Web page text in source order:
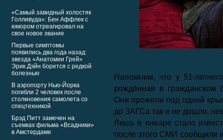
«Самый завидный холостяк
Голливуда»: Бен Аффлек с
юмором отреагировал на
свое новое звание
Первые симптомы
появились два года назад:
звезда «Анатомии Грей»
Эрик Дэйн борется с редкой
болезнью
В аэропорту Нью-Йорка
погибли 2 человек после
столкновения самолета со
спецтехникой
Брэд Питт замечен на
съемках фильма «Всадники»
в Амстердаме
Напомним, что у 51-
рождённая в гражданском
Они прожили под одной
до ЗАГСа так и не дошли,
Лишь в январе стало
после этого СМИ сообщили